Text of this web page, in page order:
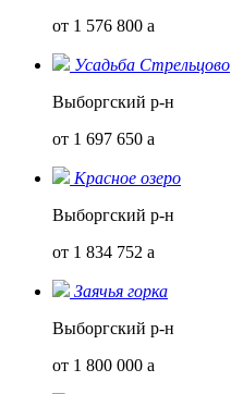
от 1 576 800 a
Усадьба Стрельцово
Выборгский р-н
от 1 697 650 a
Красное озеро
Выборгский р-н
от 1 834 752 a
Заячья горка
Выборгский р-н
от 1 800 000 a